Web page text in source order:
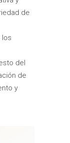
de
los
del
de
y